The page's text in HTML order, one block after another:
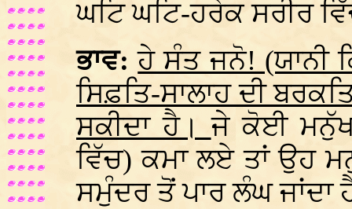
ਘਟਿ ਘਟਿ-ਹਰੇਕ ਸਰੀਰ
ਭਾਵ:ਹੇ ਸੰਤ ਜਨੋ! (ਯਾਨੀ
ਸਿਫ਼ਤਿ-ਸਾਲਾਹ ਦੀ
ਸਕੀਦਾ ਹੈ।ਜੇ ਕੋਈ ਮਨੁੱਖ
ਵਿੱਚ) ਕਮਾ ਲਏ ਤਾਂ ਉਹ
ਸਮੁੰਦਰ ਤੋਂ ਪਾਰ ਲੰਘ ਜਾਂਦਾ